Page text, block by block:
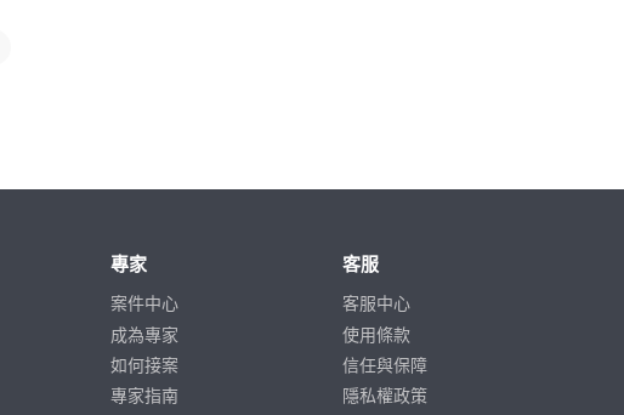
專家
案件中心
成為專家
如何接案
專家指南
客服
客服中心
使用條款
信任與保障
隱私權政策